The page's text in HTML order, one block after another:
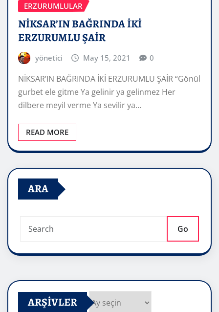
ERZURUMLULAR
NİKSAR’IN BAĞRINDA İKİ
ERZURUMLU ŞAİR
yönetici May 15, 2021 0
NİKSAR’IN BAĞRINDA İKİ ERZURUMLU ŞAİR “Gönül
gurbet ele gitme Ya gelinir ya gelinmez Her
dilbere meyil verme Ya sevilir ya…
READ MORE
ARA
Go
ARŞIVLER